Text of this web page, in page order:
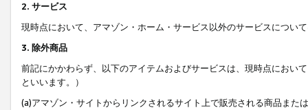
2. サービス
現時点において、アマゾン・ホーム・サービス以外のサービスについ
3. 除外商品
前記にかかわらず、以下のアイテムおよびサービスは、現時点におい
といいます。）
(a)アマゾン・サイトからリンクされるサイト上で販売される商品ま